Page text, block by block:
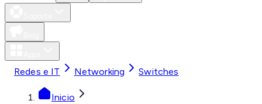
Redes e IT Networking Switches
Inicio